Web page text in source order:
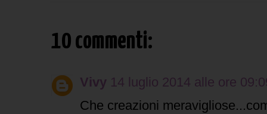
10 commenti:
Vivy 14 luglio 2014 alle ore
Che creazioni